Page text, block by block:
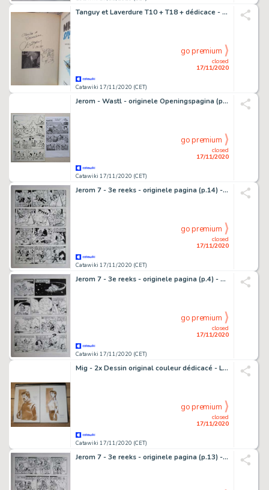
Tanguy et Laverdure T10 + T18 + dédicace - 2x C - EO/Ré - (1968/1978)
Catawiki 17/11/2020 (CET)
closed
17/11/2020
go premium
Jerom - Wastl - originele Openingspagina (p.1) - De piraten van Islas Hedas - Der Wellenstrolch von RocapÃ¤ngo
Catawiki 17/11/2020 (CET)
closed
17/11/2020
go premium
Jerom 7 - 3e reeks - originele pagina (p.14) - De elfenplaneet - (1983)
Catawiki 17/11/2020 (CET)
closed
17/11/2020
go premium
Jerom 7 - 3e reeks - originele pagina (p.4) - De elfenplaneet - (1983)
Catawiki 17/11/2020 (CET)
closed
17/11/2020
go premium
Mig - 2x Dessin original couleur dédicacé - Le Messager - (2005)
Catawiki 17/11/2020 (CET)
closed
17/11/2020
go premium
Jerom 7 - 3e reeks - originele pagina (p.13) - De elfenplaneet - (1983)